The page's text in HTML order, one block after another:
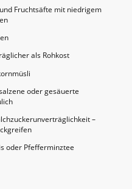
Fruchtsäfte mit niedrigem
als Rohkost
oder gesäuerte
–
oder Pfefferminztee